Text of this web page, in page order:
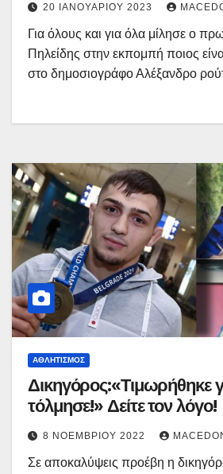
20 ΙΑΝΟΥΑΡΊΟΥ 2023
Για όλους και για όλα μίλησε ο
Πηλείδης στην εκπομπή ποιος
στο δημοσιογράφο Αλέξανδρο
ΑΘΛΗΤΙΣΜΌΣ
Δικηγόρος:«Τιμωρήθηκε
τόλμησε!» Δείτε τον λόγο!
8 ΝΟΕΜΒΡΊΟΥ 2022
Σε αποκαλύψεις προέβη η